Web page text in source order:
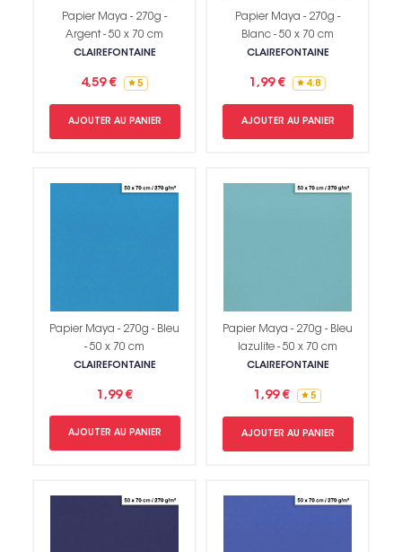
Papier Maya - 270g -
Argent - 50 x 70 cm
CLAIREFONTAINE
4,59 € 5
AJOUTER AU PANIER
Papier Maya - 270g -
Blanc - 50 x 70 cm
CLAIREFONTAINE
1,99 € 4.8
AJOUTER AU PANIER
Papier Maya - 270g - Bleu
- 50 x 70 cm
CLAIREFONTAINE
1,99 €
AJOUTER AU PANIER
Papier Maya - 270g - Bleu
lazulite - 50 x 70 cm
CLAIREFONTAINE
1,99 € 5
AJOUTER AU PANIER